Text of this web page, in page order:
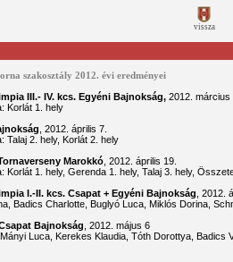
vissza
szakosztály 2012. évi eredményei
III.- IV. kcs. Egyéni Bajnokság,2012. március
Korlát 1. hely
, 2012. április 7.
Talaj 2. hely, Korlát 2. hely
Marokkó, 2012. április 19.
Korlát 1. hely, Gerenda 1. hely, Talaj 3. hely,
I.-II. kcs. Csapat + Egyéni Bajnokság ,
Badics Charlotte, Buglyó Luca, Miklós Dorina,
Bajnokság , 2012. május 6
Luca, Kerekes Klaudia, Tóth Dorottya, Badics